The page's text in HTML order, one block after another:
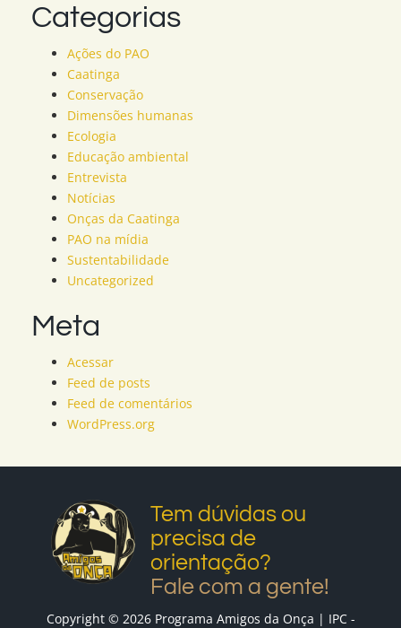
Categorias
Ações do PAO
Caatinga
Conservação
Dimensões humanas
Ecologia
Educação ambiental
Entrevista
Notícias
Onças da Caatinga
PAO na mídia
Sustentabilidade
Uncategorized
Meta
Acessar
Feed de posts
Feed de comentários
WordPress.org
Tem dúvidas ou
precisa de
orientação?
Fale com a gente!
Copyright © 2026 Programa Amigos da Onça | IPC -